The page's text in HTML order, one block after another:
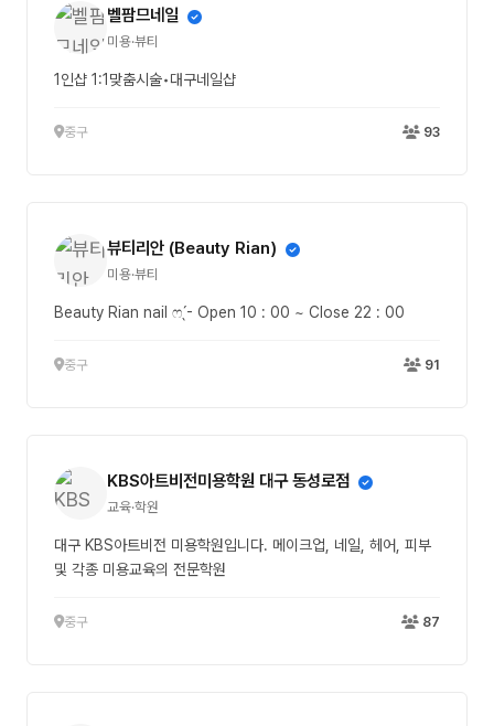
벨팜므네일
미용·뷰티
1인샵 1:1맞춤시술•대구네일샵
중구 93
뷰티리안 (Beauty Rian)
미용·뷰티
Beauty Rian nail ෆ ̖́-‬ Open 10 : 00 ~ Close 22 : 00
중구 91
KBS아트비전미용학원 대구 동성로점
교육·학원
대구 KBS아트비전 미용학원입니다. 메이크업, 네일, 헤어, 피부
및 각종 미용교육의 전문학원
중구 87